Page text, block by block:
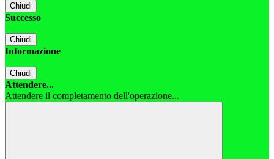
Chiudi
Successo
Chiudi
Informazione
Chiudi
Attendere...
Attendere il completamento dell'operazione...